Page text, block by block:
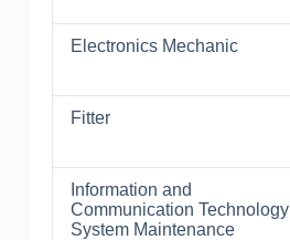
Electronics Mechanic
Fitter
Information and
Communication Technology
System Maintenance